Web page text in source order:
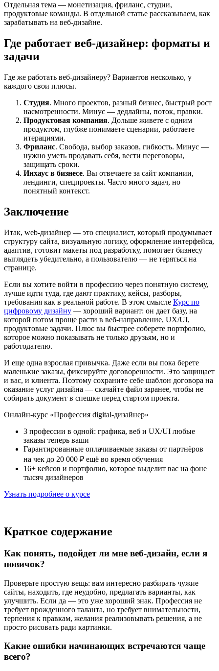
Отдельная тема — монетизация, фриланс, студии,
продуктовые команды. В отдельной статье рассказываем, как
зарабатывать на веб-дизайне.
Где работает веб-дизайнер: форматы и
задачи
Где же работать веб-дизайнеру? Вариантов несколько, у
каждого свои плюсы.
Студия. Много проектов, разный бизнес, быстрый рост
насмотренности. Минус — дедлайны, поток, правки.
Продуктовая компания. Дольше живете с одним
продуктом, глубже понимаете сценарии, работаете
итерациями.
Фриланс. Свобода, выбор заказов, гибкость. Минус —
нужно уметь продавать себя, вести переговоры,
защищать сроки.
Инхаус в бизнесе. Вы отвечаете за сайт компании,
лендинги, спецпроекты. Часто много задач, но
понятный контекст.
Заключение
Итак, web-дизайнер — это специалист, который продумывает
структуру сайта, визуальную логику, оформление интерфейса,
адаптив, готовит макеты под разработку, помогает бизнесу
выглядеть убедительно, а пользователю — не теряться на
странице.
Если вы хотите войти в профессию через понятную систему,
лучше идти туда, где дают практику, кейсы, разборы,
требования как в реальной работе. В этом смысле Курс по
цифровому дизайну — хороший вариант: он дает базу, на
которой потом проще расти в веб-направление, UX/UI,
продуктовые задачи. Плюс вы быстрее соберете портфолио,
которое можно показывать не только друзьям, но и
работодателю.
И еще одна взрослая привычка. Даже если вы пока берете
маленькие заказы, фиксируйте договоренности. Это защищает
и вас, и клиента. Поэтому сохраните себе шаблон договора на
оказание услуг дизайна — скачайте файл заранее, чтобы не
собирать документ в спешке перед стартом проекта.
Онлайн-курс «Профессия digital-дизайнер»
3 профессии в одной: графика, веб и UX/UI любые
заказы теперь ваши
Гарантированные оплачиваемые заказы от партнёров
на чек до 20 000 ₽ ещё во время обучения
16+ кейсов и портфолио, которое выделит вас на фоне
тысяч дизайнеров
Узнать подробнее о курсе
Краткое содержание
Как понять, подойдет ли мне веб-дизайн, если я
новичок?
Проверьте простую вещь: вам интересно разбирать чужие
сайты, находить, где неудобно, предлагать варианты, как
улучшить. Если да — это уже хороший знак. Профессия не
требует врожденного таланта, но требует внимательности,
терпения к правкам, желания реализовывать решения, а не
просто рисовать ради картинки.
Какие ошибки начинающих встречаются чаще
всего?